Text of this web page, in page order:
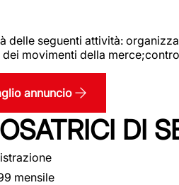
delle seguenti attività:
movimenti della
annuncio
DI
mensile